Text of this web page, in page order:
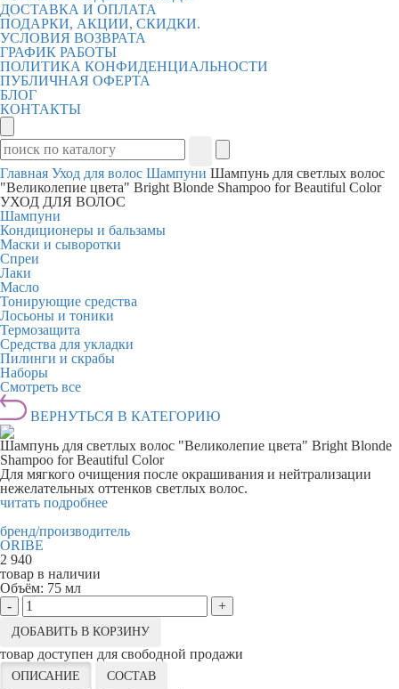
ДОСТАВКА И ОПЛАТА
ПОДАРКИ, АКЦИИ, СКИДКИ.
УСЛОВИЯ ВОЗВРАТА
ГРАФИК РАБОТЫ
ПОЛИТИКА КОНФИДЕНЦИАЛЬНОСТИ
ПУБЛИЧНАЯ ОФЕРТА
БЛОГ
КОНТАКТЫ
Главная Уход для волос Шампуни Шампунь для светлых волос
"Великолепие цвета" Bright Blonde Shampoo for Beautiful Color
УХОД ДЛЯ ВОЛОС
Шампуни
Кондиционеры и бальзамы
Маски и сыворотки
Спреи
Лаки
Масло
Тонирующие средства
Лосьоны и тоники
Термозащита
Средства для укладки
Пилинги и скрабы
Наборы
Смотреть все
ВЕРНУТЬСЯ В КАТЕГОРИЮ
Шампунь для светлых волос "Великолепие цвета" Bright Blonde
Shampoo for Beautiful Color
Для мягкого очищения после окрашивания и нейтрализации
нежелательных оттенков светлых волос.
читать подробнее
бренд/производитель
ORIBE
2 940
товар в наличии
Объём: 75 мл
-
+
ДОБАВИТЬ В КОРЗИНУ
товар доступен для свободной продажи
ОПИСАНИЕ СОСТАВ